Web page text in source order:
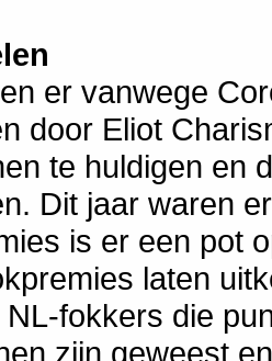
er vanwege
door Eliot
te huldigen en
Dit jaar waren
is er een pot
laten
fokkers die
zijn geweest